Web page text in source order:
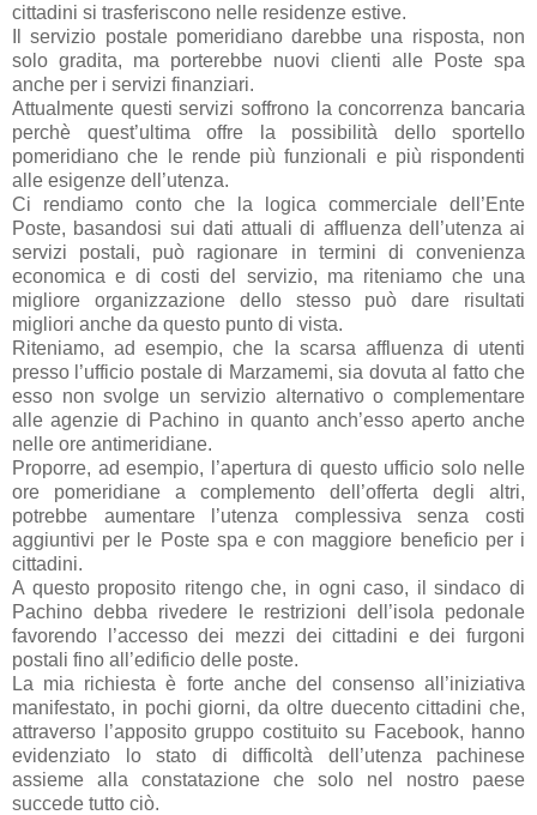
cittadini si trasferiscono nelle residenze estive.
Il servizio postale pomeridiano darebbe una risposta, non
solo gradita, ma porterebbe nuovi clienti alle Poste spa
anche per i servizi finanziari.
Attualmente questi servizi soffrono la concorrenza bancaria
perchè quest’ultima offre la possibilità dello sportello
pomeridiano che le rende più funzionali e più rispondenti
alle esigenze dell’utenza.
Ci rendiamo conto che la logica commerciale dell’Ente
Poste, basandosi sui dati attuali di affluenza dell’utenza ai
servizi postali, può ragionare in termini di convenienza
economica e di costi del servizio, ma riteniamo che una
migliore organizzazione dello stesso può dare risultati
migliori anche da questo punto di vista.
Riteniamo, ad esempio, che la scarsa affluenza di utenti
presso l’ufficio postale di Marzamemi, sia dovuta al fatto che
esso non svolge un servizio alternativo o complementare
alle agenzie di Pachino in quanto anch’esso aperto anche
nelle ore antimeridiane.
Proporre, ad esempio, l’apertura di questo ufficio solo nelle
ore pomeridiane a complemento dell’offerta degli altri,
potrebbe aumentare l’utenza complessiva senza costi
aggiuntivi per le Poste spa e con maggiore beneficio per i
cittadini.
A questo proposito ritengo che, in ogni caso, il sindaco di
Pachino debba rivedere le restrizioni dell’isola pedonale
favorendo l’accesso dei mezzi dei cittadini e dei furgoni
postali fino all’edificio delle poste.
La mia richiesta è forte anche del consenso all’iniziativa
manifestato, in pochi giorni, da oltre duecento cittadini che,
attraverso l’apposito gruppo costituito su Facebook, hanno
evidenziato lo stato di difficoltà dell’utenza pachinese
assieme alla constatazione che solo nel nostro paese
succede tutto ciò.